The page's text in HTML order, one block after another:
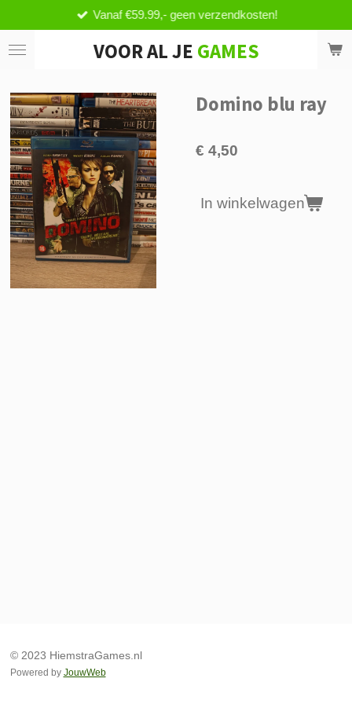
direct
naar
VOOR AL JE GAMES
Vanaf €59.99,- geen verzendkosten!
Domino blu ray
€ 4,50
In winkelwagen
© 2023 HiemstraGames.nl
Powered by JouwWeb